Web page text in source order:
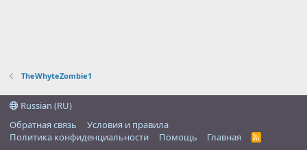
TheWhyteZombie1
Russian (RU)
Обратная связь
Условия и правила
Политика конфиденциальности
Помощь Главная
R